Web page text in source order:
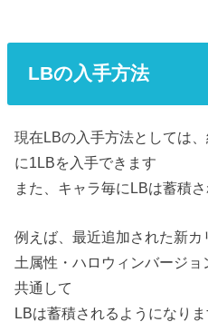
LBの入手方法
現在LBの入手方法としては
に1LBを入手できます
また、キャラ毎にLBは蓄積
例えば、最近追加された新カ
土属性・ハロウィンバージ
共通して
LBは蓄積されるようになり